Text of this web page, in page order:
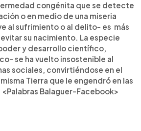
congénita que se detecte
o en medio de una miseria
al sufrimiento o al delito- es más
su nacimiento. La especie
y desarrollo científico,
se ha vuelto insostenible al
sociales, convirtiéndose en el
Tierra que le engendró en las
Balaguer-Facebook>